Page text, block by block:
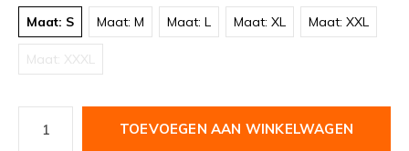
Maat: S Maat: M Maat: L Maat: XL Maat: XXL
Maat: XXXL
TOEVOEGEN AAN WINKELWAGEN